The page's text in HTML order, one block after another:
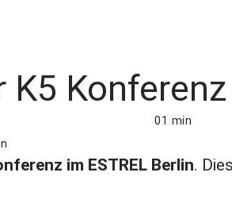
01 min
im ESTREL Berlin.